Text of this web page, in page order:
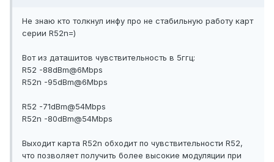
Не знаю кто толкнул инфу про не стабильную работу карт
серии R52n=)
Вот из даташитов чувствительность в 5ггц:
R52 -88dBm@6Mbps
R52n -95dBm@6Mbps
R52 -71dBm@54Mbps
R52n -80dBm@54Mbps
Выходит карта R52n обходит по чувствительности R52,
что позволяет получить более высокие модуляции при